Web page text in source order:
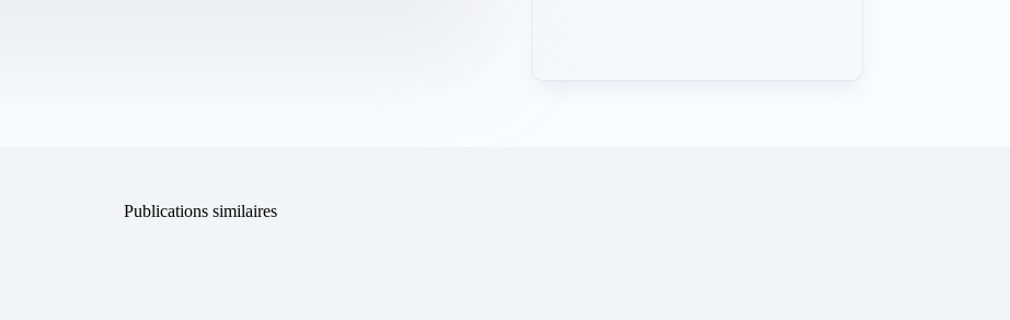
Publications similaires